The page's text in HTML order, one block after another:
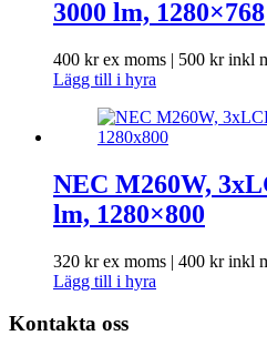
3000 lm, 1280×768
400 krex moms | 500 krinkl
Lägg till i hyra
NEC M260W,
lm, 1280×800
320 krex moms | 400 krinkl
Lägg till i hyra
Kontakta oss